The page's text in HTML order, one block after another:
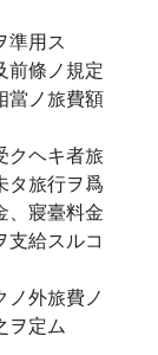
準用ス
前條ノ規定
當ノ旅費額
クヘキ者旅
タ旅行ヲ爲
、寢臺料金
支給スルコ
ノ外旅費ノ
ヲ定ム